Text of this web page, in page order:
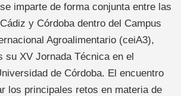
imparte de forma conjunta entre las
y Córdoba dentro del Campus
Agroalimentario (ceiA3),
su XV Jornada Técnica en el
de Córdoba. El encuentro
los principales retos en materia de